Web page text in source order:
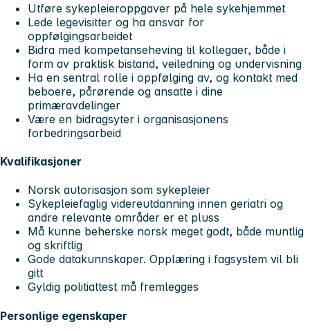
Utføre sykepleieroppgaver på hele sykehjemmet
Lede legevisitter og ha ansvar for
oppfølgingsarbeidet
Bidra med kompetanseheving til kollegaer, både i
form av praktisk bistand, veiledning og undervisning
Ha en sentral rolle i oppfølging av, og kontakt med
beboere, pårørende og ansatte i dine
primæravdelinger
Være en bidragsyter i organisasjonens
forbedringsarbeid
Kvalifikasjoner
Norsk autorisasjon som sykepleier
Sykepleiefaglig videreutdanning innen geriatri og
andre relevante områder er et pluss
Må kunne beherske norsk meget godt, både muntlig
og skriftlig
Gode datakunnskaper. Opplæring i fagsystem vil bli
gitt
Gyldig politiattest må fremlegges
Personlige egenskaper